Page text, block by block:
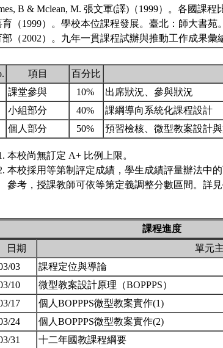
B & Mclean, M. 張文軍(譯)（1999）。各國課程
（1999）。學校本位課程發展。臺北：師大書苑。
部（2002）。九年一貫課程試辦與推動工作成果彙
項目 百分比
課堂參與 10%
出席狀況、參與狀況
小組部分 40%
課綱導向系統化課程設計
個人部分 50% 預習檢核、微型教案設計
本校尚無訂定 A+ 比例上限。
本校採用等第制評定成績，學生成績評量辦法中
參考，授課教師可依等第定義調整分數區間。詳
課程進度
日期
單元
03
課程定位與導論
10
微型教案設計原理（BOPPPS）
17
個人BOPPPS微型教案實作(1)
24
個人BOPPPS微型教案實作(2)
31 十二年國教課程綱要